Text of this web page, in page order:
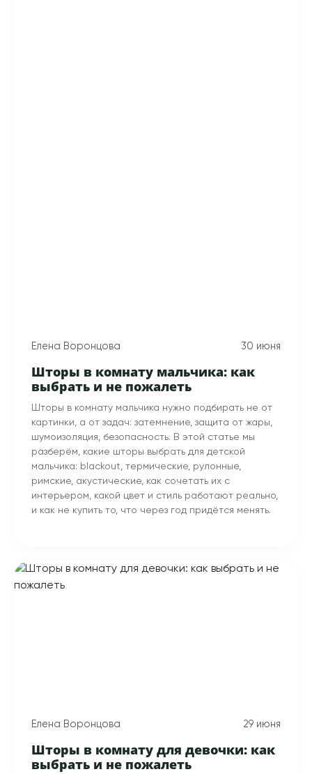
Елена Воронцова 30 июня
Шторы в комнату мальчика: как
выбрать и не пожалеть
Шторы в комнату мальчика нужно подбирать не от
картинки, а от задач: затемнение, защита от жары,
шумоизоляция, безопасность. В этой статье мы
разберём, какие шторы выбрать для детской
мальчика: blackout, термические, рулонные,
римские, акустические, как сочетать их с
интерьером, какой цвет и стиль работают реально,
и как не купить то, что через год придётся менять.
Елена Воронцова 29 июня
Шторы в комнату для девочки: как
выбрать и не пожалеть